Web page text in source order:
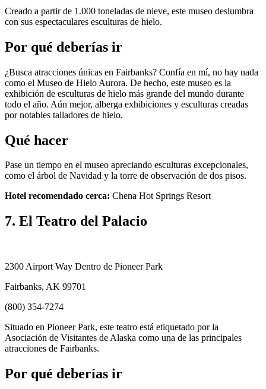
Creado a partir de 1.000 toneladas de nieve, este museo deslumbra
con sus espectaculares esculturas de hielo.
Por qué deberías ir
¿Busca atracciones únicas en Fairbanks? Confía en mí, no hay nada
como el Museo de Hielo Aurora. De hecho, este museo es la
exhibición de esculturas de hielo más grande del mundo durante
todo el año. Aún mejor, alberga exhibiciones y esculturas creadas
por notables talladores de hielo.
Qué hacer
Pase un tiempo en el museo apreciando esculturas excepcionales,
como el árbol de Navidad y la torre de observación de dos pisos.
Hotel recomendado cerca: Chena Hot Springs Resort
7. El Teatro del Palacio
2300 Airport Way Dentro de Pioneer Park
Fairbanks, AK 99701
(800) 354-7274
Situado en Pioneer Park, este teatro está etiquetado por la
Asociación de Visitantes de Alaska como una de las principales
atracciones de Fairbanks.
Por qué deberías ir